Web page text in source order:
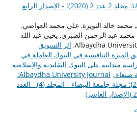
University Journal: مجلد 2 عدد 2 (2020): - الإصدار الرابع
محمد خالد النويرة, علي محمد العواضي,
عبد الرحمن الصبري, يحيى عبد الله
أثر التسويق
الميزة التنافسية في البنوك العاملة في
ميدانية على البنوك التقليدية والإسلامية
صنعاء ,
Albaydha University Journal:
مجلد 4 عدد 2 (2022): مجلة جامعة البيضاء - المجلد (4) - العدد